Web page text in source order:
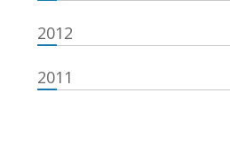
2012
2011